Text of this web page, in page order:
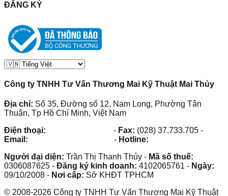
ĐĂNG KÝ
Công ty TNHH Tư Vấn Thương Mai Kỹ Thuật Mai Thủy
Địa chỉ: Số 35, Đường số 12, Nam Long, Phường Tân
Thuận, Tp Hồ Chí Minh, Việt Nam
Điện thoại:
- Fax: (028) 37.733.705 -
Email:
- Hotline:
Người đại diện: Trần Thị Thanh Thủy - Mã số thuế:
0306087625 - Đăng ký kinh doanh: 4102065761 - Ngày:
09/10/2008 - Nơi cấp: Sở KHĐT TPHCM
© 2008-2026 Công ty TNHH Tư Vấn Thương Mai Kỹ Thuật